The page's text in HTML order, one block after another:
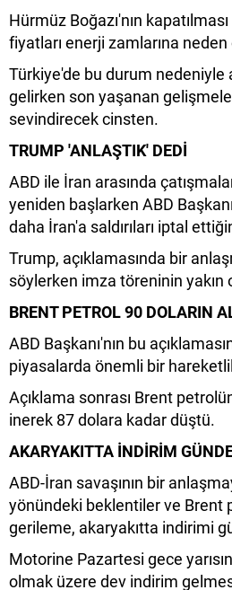
Hürmüz Boğazı'nın
fiyatları enerji zamlarına neden
Türkiye'de bu durum nedeniyle
gelirken son yaşanan
sevindirecek cinsten.
TRUMP 'ANLAŞTIK' DEDİ
ABD ile İran arasında
yeniden başlarken ABD
daha İran'a saldırıları iptal
Trump, açıklamasında bir
söylerken imza töreninin yakın
BRENT PETROL 90 DOLARIN
ABD Başkanı'nın bu
piyasalarda önemli bir
Açıklama sonrası Brent
inerek 87 dolara kadar düştü.
AKARYAKITTA İNDİRİM
ABD-İran savaşının bir
yönündeki beklentiler ve Brent
gerileme, akaryakıtta indirimi
Motorine Pazartesi gece
olmak üzere dev indirim